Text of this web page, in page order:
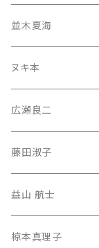
並木夏海
ヌキ本
広瀬良二
藤田淑子
益山 航士
椋本真理子